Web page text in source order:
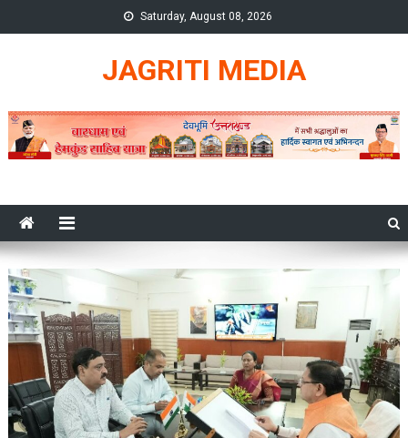
to
Saturday, August 08, 2026
JAGRITI MEDIA